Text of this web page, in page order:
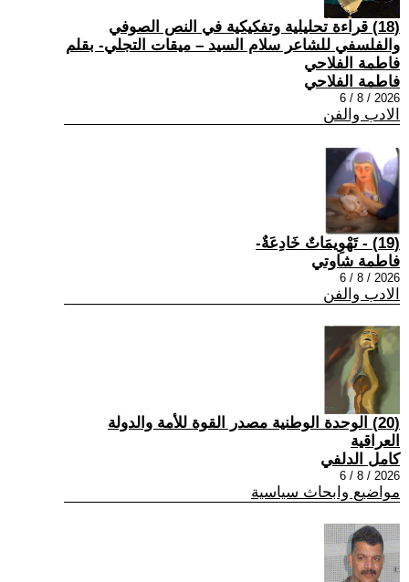
(18) قراءة تحليلية وتفكيكية في النص الصوفي
والفلسفي للشاعر سلام السيد – ميقات التجلي- بقلم
فاطمة الفلاحي
فاطمة الفلاحي
2026 / 8 / 6
الادب والفن
(19) - تَهْوِيمَاتٌ خَادِعَةٌ-
فاطمة شاوتي
2026 / 8 / 6
الادب والفن
(20) الوحدة الوطنية مصدر القوة للأمة والدولة
العراقية
كامل الدلفي
2026 / 8 / 6
مواضيع وابحاث سياسية